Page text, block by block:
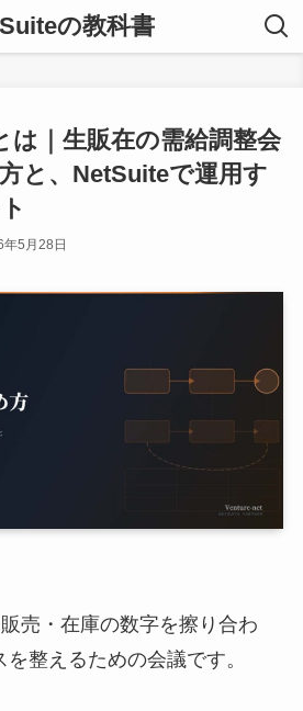
の教科書
は｜生販在の需給調整会
と、NetSuiteで運用す
5月28日
売・在庫の数字を擦り合わ
整えるための会議です。